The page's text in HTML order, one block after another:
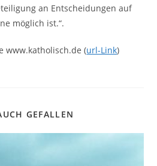
an Entscheidungen auf
möglich ist.“.
www.katholisch.de (url-Link)
GEFALLEN